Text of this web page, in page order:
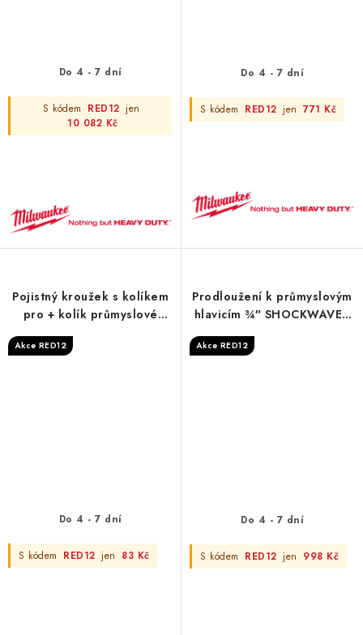
Do 4 - 7 dní
S kódem RED12 jen
10 082 Kč
Do 4 - 7 dní
S kódem RED12 jen 771 Kč
Pojistný kroužek s kolíkem
pro + kolík průmyslové
ring+pin-1pc
Akce RED12
Do 4 - 7 dní
S kódem RED12 jen 83 Kč
Prodloužení k průmyslovým
hlavicím ¾″ SHOCKWAVE™
3/4" impact extension - 1pc
Akce RED12
Do 4 - 7 dní
S kódem RED12 jen 998 Kč